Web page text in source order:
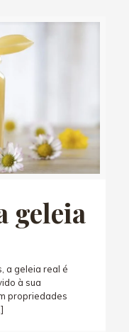
geleia
a geleia real é
à sua
propriedades